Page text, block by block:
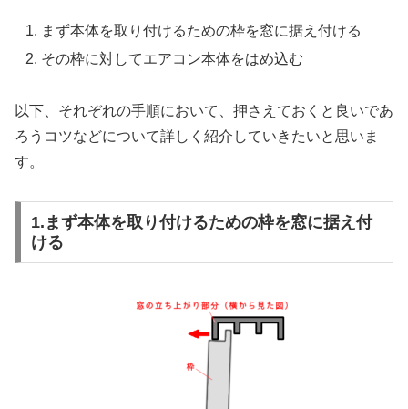
まず本体を取り付けるための枠を窓に据え付ける
その枠に対してエアコン本体をはめ込む
以下、それぞれの手順において、押さえておくと良いであ
ろうコツなどについて詳しく紹介していきたいと思いま
す。
1.まず本体を取り付けるための枠を窓に据え付
ける